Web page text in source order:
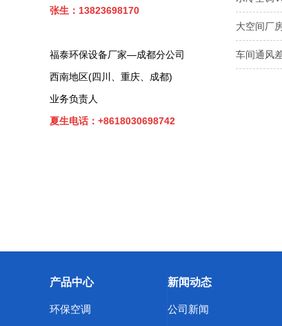
张生：13823698170
福泰环保设备厂家—成都分公司
西南地区(四川、重庆、成都)
业务负责人
夏生电话：+8618030698742
大空间厂
车间通风
产品中心
环保空调
新闻动态
公司新闻